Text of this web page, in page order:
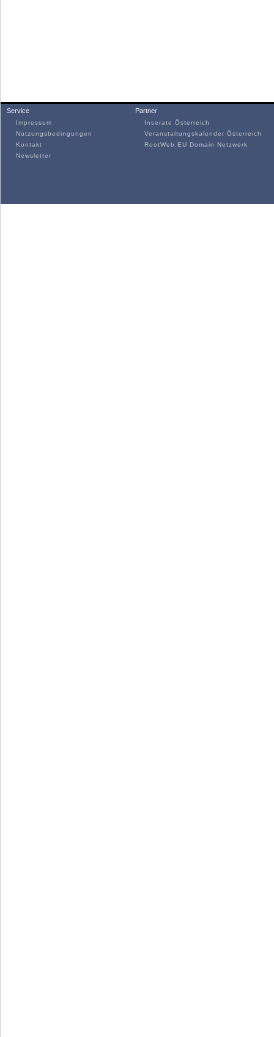
Service
Impressum
Nutzungsbedingungen
Kontakt
Newsletter
Partner
Inserate Österreich
Veranstaltungskalender Österreich
RootWeb.EU Domain Netzwerk